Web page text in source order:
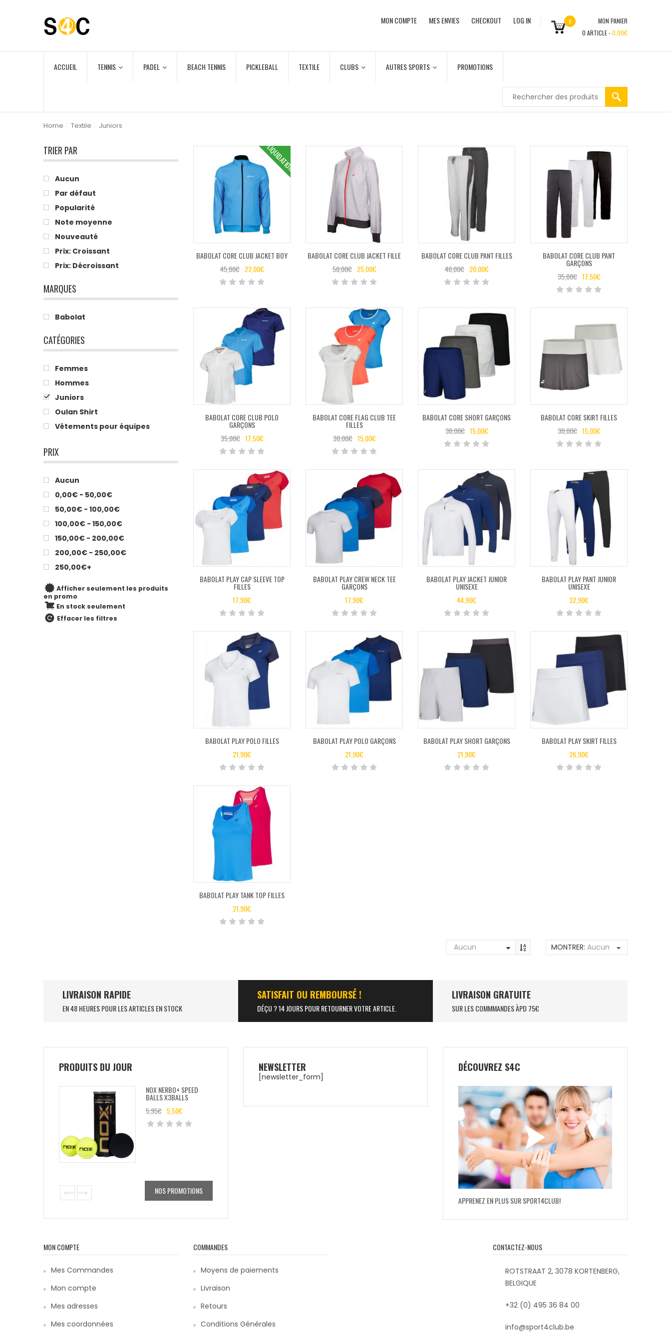
0
MON PANIER
0 ARTICLE -0,00€
MON COMPTE MES ENVIES CHECKOUT LOG IN
ACCUEIL TENNIS PADEL BEACH TENNIS PICKLEBALL TEXTILE CLUBS AUTRES SPORTS PROMOTIONS
Home Textile Juniors
TRIER PAR
Aucun
Par défaut
Popularité
Note moyenne
Nouveauté
Prix: Croissant
Prix: Décroissant
MARQUES
Babolat
CATÉGORIES
Femmes
Hommes
Juniors
Oulan Shirt
Vêtements pour équipes
PRIX
Aucun
0,00€ - 50,00€
50,00€ - 100,00€
100,00€ - 150,00€
150,00€ - 200,00€
200,00€ - 250,00€
250,00€+
Afficher seulement les produits
en promo
En stock seulement
Effacer les filtres
LIQUIDATION
BABOLAT CORE CLUB JACKET BOY
45,00€ 22,00€
BABOLAT CORE CLUB JACKET FILLE
50,00€ 25,00€
BABOLAT CORE CLUB PANT FILLES
40,00€ 20,00€
BABOLAT CORE CLUB PANT
GARÇONS
35,00€ 17,50€
BABOLAT CORE CLUB POLO
GARÇONS
35,00€ 17,50€
BABOLAT CORE FLAG CLUB TEE
FILLES
30,00€ 15,00€
BABOLAT CORE SHORT GARÇONS
30,00€ 15,00€
BABOLAT CORE SKIRT FILLES
30,00€ 15,00€
BABOLAT PLAY CAP SLEEVE TOP
FILLES
17,90€
BABOLAT PLAY CREW NECK TEE
GARÇONS
17,90€
BABOLAT PLAY JACKET JUNIOR
UNISEXE
44,90€
BABOLAT PLAY PANT JUNIOR
UNISEXE
32,90€
BABOLAT PLAY POLO FILLES
21,90€
BABOLAT PLAY POLO GARÇONS
21,90€
BABOLAT PLAY SHORT GARÇONS
21,90€
BABOLAT PLAY SKIRT FILLES
26,90€
BABOLAT PLAY TANK TOP FILLES
21,90€
Aucun MONTRER: Aucun
LIVRAISON RAPIDE
EN 48 HEURES POUR LES ARTICLES EN STOCK
SATISFAIT OU REMBOURSÉ !
DÉÇU ? 14 JOURS POUR RETOURNER VOTRE ARTICLE.
LIVRAISON GRATUITE
SUR LES COMMMANDES ÀPD 75€
PRODUITS DU JOUR
NOX NERBO+ SPEED
BALLS X3BALLS
5,95€
NOX LA10 FUTURE
250,00€ 119,50€
NOS PROMOTIONS
NEWSLETTER
[newsletter_form]
DÉCOUVREZ S4C
APPRENEZ EN PLUS SUR SPORT4CLUB!
MON COMPTE
Mes Commandes
Mon compte
Mes adresses
Mes coordonnées
COMMANDES
Moyens de paiements
Livraison
Retours
Conditions Générales
CONTACTEZ-NOUS
ROTSTRAAT 2, 3078 KORTENBERG,
BELGIQUE
+32 (0) 495 36 84 00
info@sport4club.be